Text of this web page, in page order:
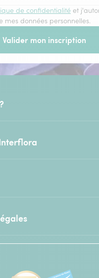
de confidentialité et
mes données personnelles.
Valider mon inscription